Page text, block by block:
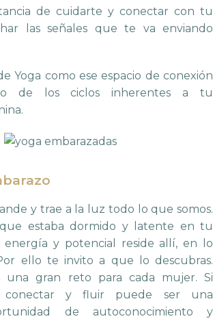
de cuidarte y conectar con tu
las señales que te va enviando
Yoga como ese espacio de conexión
de los ciclos inherentes a tu
y trae a la luz todo lo que somos.
estaba dormido y latente en tu
y potencial reside allí, en lo
ello te invito a que lo descubras.
una gran reto para cada mujer. Si
conectar y fluir puede ser una
de autoconocimiento y